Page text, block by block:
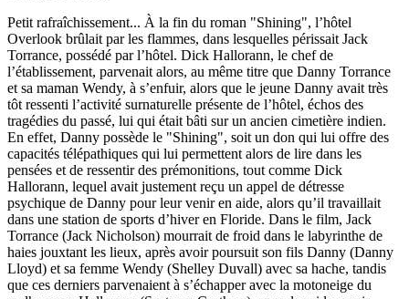
Petit rafraîchissement... À la fin du roman "Shining", l’hôtel
Overlook brûlait par les flammes, dans lesquelles périssait Jack
Torrance, possédé par l’hôtel. Dick Hallorann, le chef de
l’établissement, parvenait alors, au même titre que Danny Torrance
et sa maman Wendy, à s’enfuir, alors que le jeune Danny avait très
tôt ressenti l’activité surnaturelle présente de l’hôtel, échos des
tragédies du passé, lui qui était bâti sur un ancien cimetière indien.
En effet, Danny possède le "Shining", soit un don qui lui offre des
capacités télépathiques qui lui permettent alors de lire dans les
pensées et de ressentir des prémonitions, tout comme Dick
Hallorann, lequel avait justement reçu un appel de détresse
psychique de Danny pour leur venir en aide, alors qu’il travaillait
dans une station de sports d’hiver en Floride. Dans le film, Jack
Torrance (Jack Nicholson) mourrait de froid dans le labyrinthe de
haies jouxtant les lieux, après avoir poursuit son fils Danny (Danny
Lloyd) et sa femme Wendy (Shelley Duvall) avec sa hache, tandis
que ces derniers parvenaient à s’échapper avec la motoneige du